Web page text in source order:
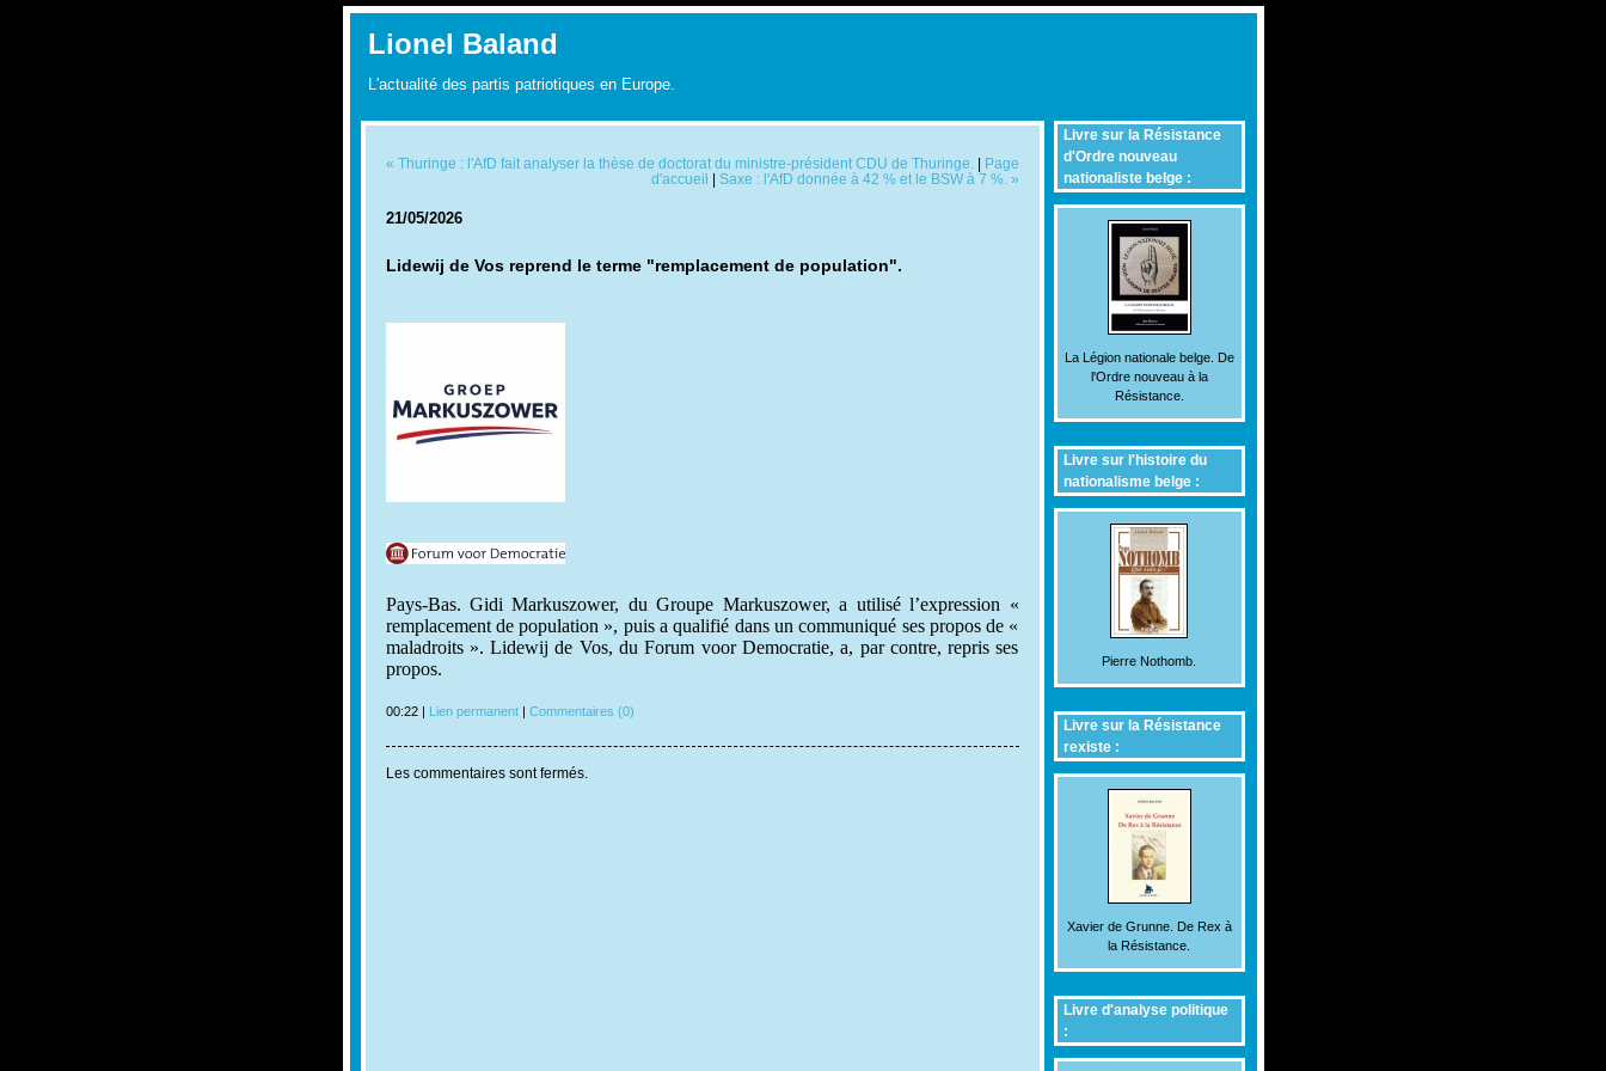
Lionel Baland
L'actualité des partis patriotiques en Europe.
Livre sur la Résistance
d'Ordre nouveau
nationaliste belge :
La Légion nationale belge. De
l'Ordre nouveau à la
Résistance.
Livre sur l'histoire du
nationalisme belge :
Pierre Nothomb.
Livre sur la Résistance
rexiste :
Xavier de Grunne. De Rex à
la Résistance.
Livre d'analyse politique
:
« Thuringe : l'AfD fait analyser la thèse de doctorat du ministre-président CDU de Thuringe. | Page
d'accueil | Saxe : l'AfD donnée à 42 % et le BSW à 7 %. »
21/05/2026
Lidewij de Vos reprend le terme "remplacement de population".
Pays-Bas. Gidi Markuszower, du Groupe Markuszower, a utilisé l’expression «
remplacement de population », puis a qualifié dans un communiqué ses propos de «
maladroits ». Lidewij de Vos, du Forum voor Democratie, a, par contre, repris ses
propos.
00:22 | Lien permanent| Commentaires (0)
Les commentaires sont fermés.